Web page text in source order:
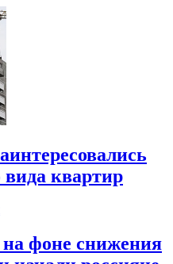
вида квартир
фоне снижения